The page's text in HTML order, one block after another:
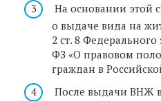
На основании этой
о выдаче вида на
2 ст. 8 Федерального
ФЗ «О правовом
граждан в
После выдачи ВНЖ